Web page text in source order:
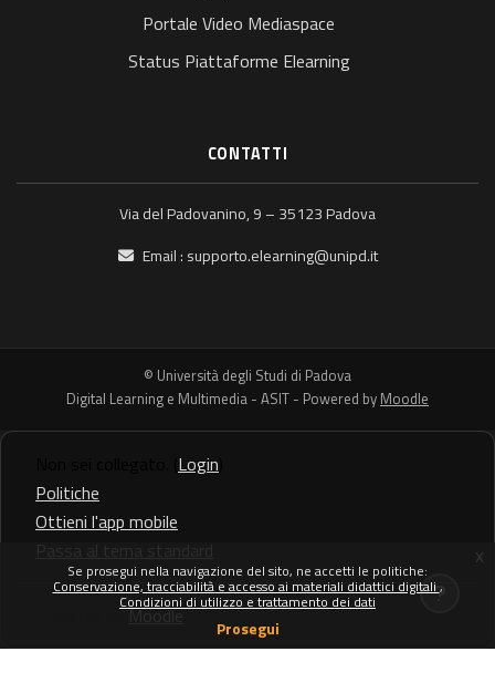
Se prosegui nella navigazione del sito, ne accetti le politiche:
Conservazione, tracciabilità e accesso ai materiali didattici digitali
Condizioni di utilizzo e trattamento dei dati
Prosegui
x
Portale Video Mediaspace
Status Piattaforme Elearning
CONTATTI
Via del Padovanino, 9 – 35123 Padova
Email : supporto.elearning@unipd.it
© Università degli Studi di Padova
Digital Learning e Multimedia - ASIT - Powered by Moodle
Login
Politiche
Ottieni l'app mobile
Passa al tema standard
Powered byMoodle